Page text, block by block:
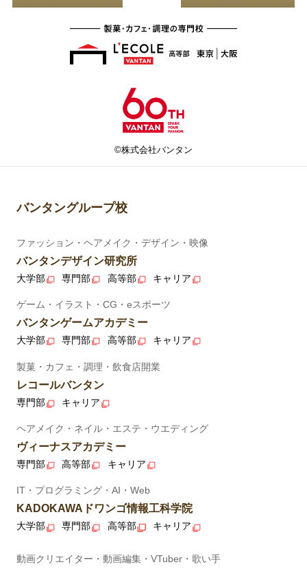
©株式会社バンタン
バンタングループ校
ファッション・ヘアメイク・デザイン・映像
バンタンデザイン研究所
大学部 専門部 高等部 キャリア
ゲーム・イラスト・CG・eスポーツ
バンタンゲームアカデミー
大学部 専門部 高等部 キャリア
製菓・カフェ・調理・飲食店開業
レコールバンタン
専門部 キャリア
ヘアメイク・ネイル・エステ・ウエディング
ヴィーナスアカデミー
専門部 高等部 キャリア
IT・プログラミング・AI・Web
KADOKAWAドワンゴ情報工科学院
大学部 専門部 高等部 キャリア
動画クリエイター・動画編集・VTuber・歌い手